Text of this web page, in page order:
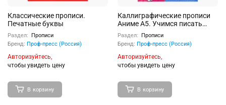
Классические прописи.
Печатные буквы
Раздел:
Прописи
Бренд: Проф-пресс (Россия)
Авторизуйтесь,
чтобы увидеть цену
В корзину
Каллиграфические прописи
Аниме А5. Учимся писать
красиво
Раздел:
Прописи
Бренд: Проф-пресс (Россия)
Авторизуйтесь,
чтобы увидеть цену
В корзину